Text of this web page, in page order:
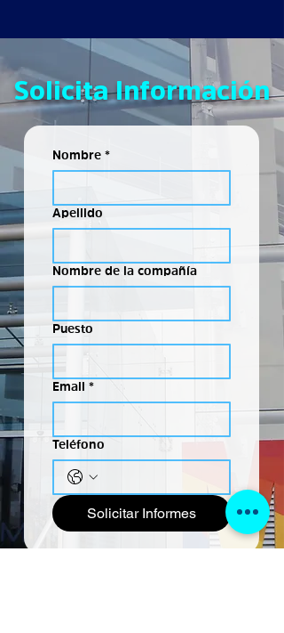
Solicita Información
Nombre *
Apellido
Nombre de la compañía
Puesto
Email *
Teléfono
Solicitar Informes